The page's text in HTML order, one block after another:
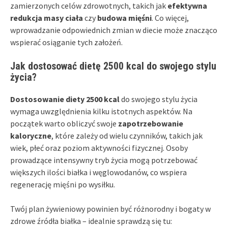
zamierzonych celów zdrowotnych, takich jak efektywna
redukcja masy ciała czy budowa mięśni. Co więcej,
wprowadzanie odpowiednich zmian w diecie może znacząco
wspierać osiąganie tych założeń.
Jak dostosować dietę 2500 kcal do swojego stylu
życia?
Dostosowanie diety 2500 kcaldo swojego stylu życia
wymaga uwzględnienia kilku istotnych aspektów. Na
początek warto obliczyć swoje zapotrzebowanie
kaloryczne, które zależy od wielu czynników, takich jak
wiek, płeć oraz poziom aktywności fizycznej. Osoby
prowadzące intensywny tryb życia mogą potrzebować
większych ilości białka i węglowodanów, co wspiera
regenerację mięśni po wysiłku.
Twój plan żywieniowy powinien być różnorodny i bogaty w
zdrowe źródła białka – idealnie sprawdzą się tu: